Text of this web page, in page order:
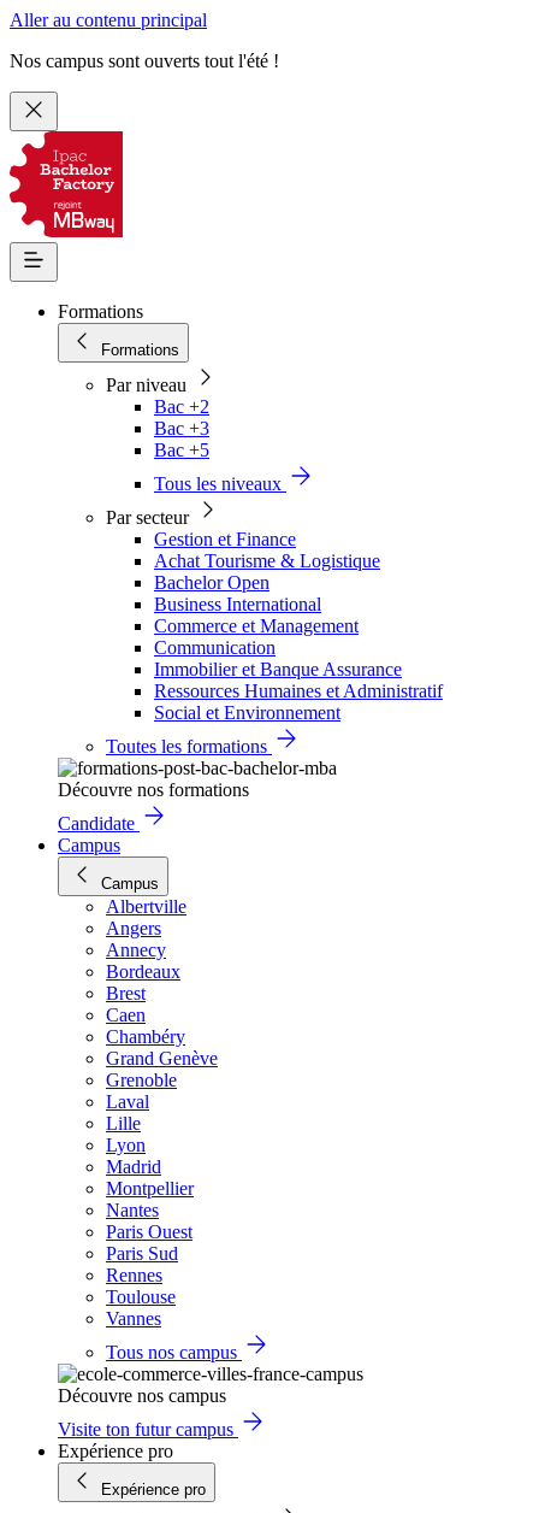
Aller au contenu principal
Nos campus sont ouverts tout l'été !
Formations
Formations
Par niveau
Bac +2
Bac +3
Bac +5
Tous les niveaux
Par secteur
Gestion et Finance
Achat Tourisme & Logistique
Bachelor Open
Business International
Commerce et Management
Communication
Immobilier et Banque Assurance
Ressources Humaines et Administratif
Social et Environnement
Toutes les formations
Découvre nos formations
Candidate
Campus
Campus
Albertville
Angers
Annecy
Bordeaux
Brest
Caen
Chambéry
Grand Genève
Grenoble
Laval
Lille
Lyon
Madrid
Montpellier
Nantes
Paris Ouest
Paris Sud
Rennes
Toulouse
Vannes
Tous nos campus
Découvre nos campus
Visite ton futur campus
Expérience pro
Expérience pro